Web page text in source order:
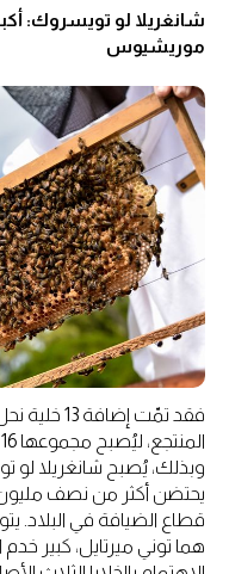
شانغريلا لو تويسروك:
موريشيوس
فقد تمّت
وبذلك، يُصبح شانغريلا
يحتضن أكثر من نصف
قطاع الضيافة في البلاد.
هما توني ميرتايل، كبير